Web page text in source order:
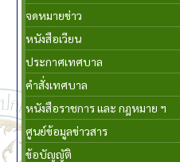
จดหมายข่าว
หนังสือเวียน
ประกาศเทศบาล
คำสั่งเทศบาล
หนังสือราชการ และ กฎหมาย ฯ
ศูนย์ข้อมูลข่าวสาร
ข้อบัญญัติ